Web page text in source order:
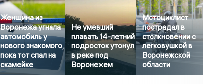
Женщина из
Воронежа угнала
автомобиль у
нового знакомого,
пока тот спал на
скамейке
Не умевший
плавать 14-летний
подросток утонул
в реке под
Воронежем
Мотоциклист
пострадал в
столкновении с
легковушкой в
Воронежской
области